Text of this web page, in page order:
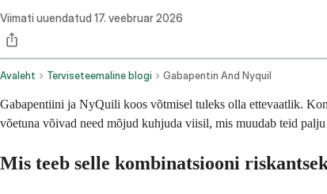
Viimati uuendatud 17. veebruar 2026
Avaleht Terviseteemaline blogi Gabapentin And Nyquil
Gabapentiini ja NyQuili koos võtmisel tuleks olla ettevaatlik.
võetuna võivad need mõjud kuhjuda viisil, mis muudab teid
Mis teeb selle kombinatsiooni